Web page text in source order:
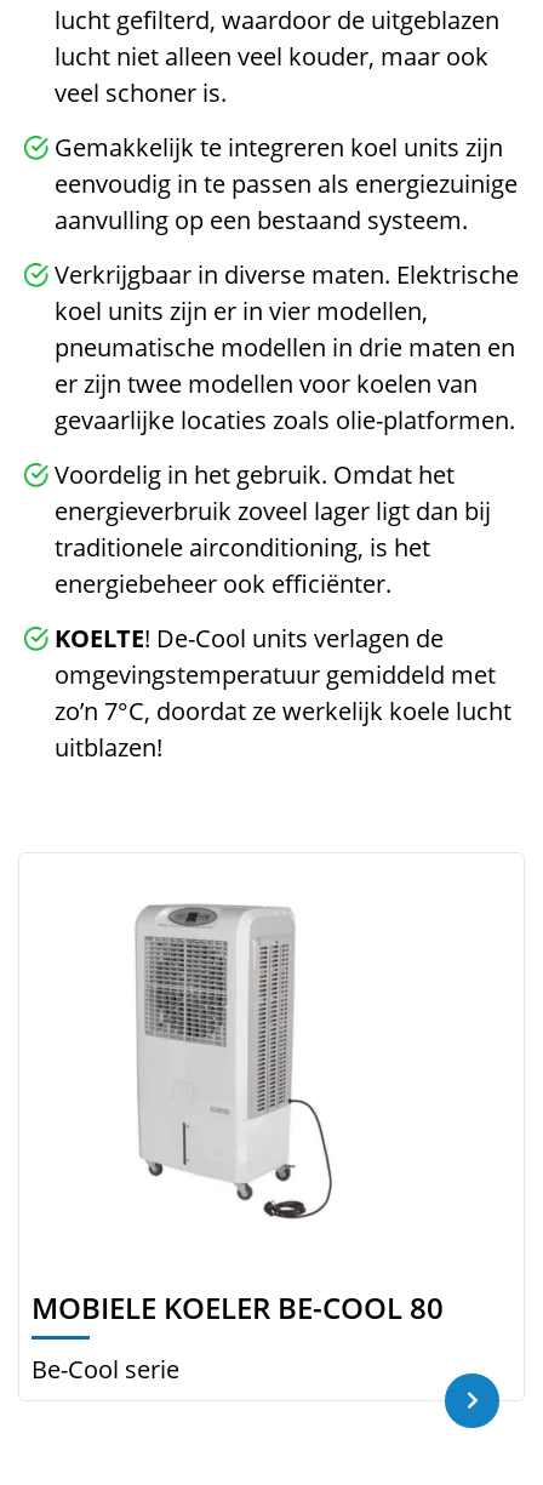
lucht gefilterd, waardoor de uitgeblazen
lucht niet alleen veel kouder, maar ook
veel schoner is.
Gemakkelijk te integreren koel units zijn
eenvoudig in te passen als energiezuinige
aanvulling op een bestaand systeem.
Verkrijgbaar in diverse maten. Elektrische
koel units zijn er in vier modellen,
pneumatische modellen in drie maten en
er zijn twee modellen voor koelen van
gevaarlijke locaties zoals olie-platformen.
Voordelig in het gebruik. Omdat het
energieverbruik zoveel lager ligt dan bij
traditionele airconditioning, is het
energiebeheer ook efficiënter.
KOELTE! De-Cool units verlagen de
omgevingstemperatuur gemiddeld met
zo’n 7°C, doordat ze werkelijk koele lucht
uitblazen!
MOBIELE KOELER BE-COOL 80
Be-Cool serie